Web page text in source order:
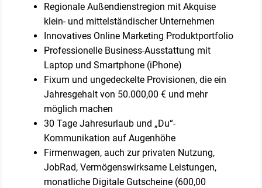
Regionale Außendienstregion mit Akquise
klein- und mittelständischer Unternehmen
Innovatives Online Marketing Produktportfolio
Professionelle Business-Ausstattung mit
Laptop und Smartphone (iPhone)
Fixum und ungedeckelte Provisionen, die ein
Jahresgehalt von 50.000,00 € und mehr
möglich machen
30 Tage Jahresurlaub und „Du“-
Kommunikation auf Augenhöhe
Firmenwagen, auch zur privaten Nutzung,
JobRad, Vermögenswirksame Leistungen,
monatliche Digitale Gutscheine (600,00